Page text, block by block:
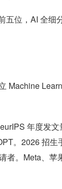
位，AI 全
Machine
年度发
。2026 招
者。Meta、